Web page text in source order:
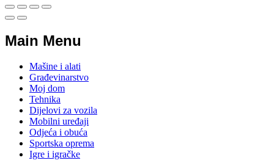
Main Menu
Mašine i alati
Građevinarstvo
Moj dom
Tehnika
Dijelovi za vozila
Mobilni uređaji
Odjeća i obuća
Sportska oprema
Igre i igračke